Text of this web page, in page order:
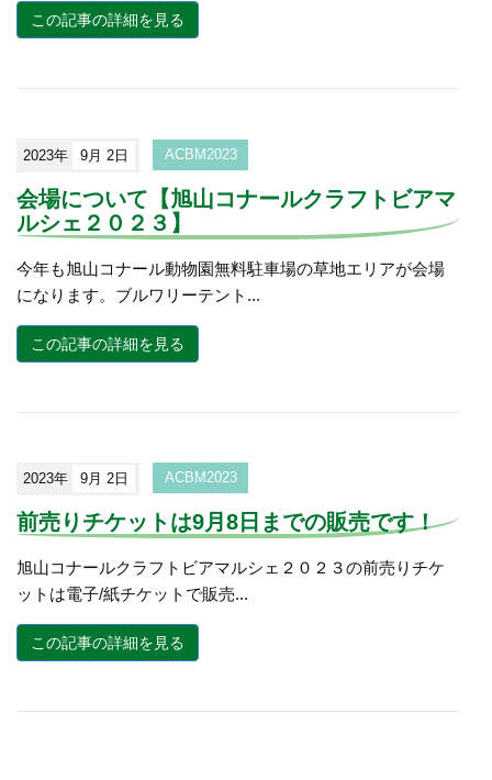
この記事の詳細を見る
2023年 9月 2日 ACBM2023
会場について【旭山コナールクラフトビアマ
ルシェ２０２３】
今年も旭山コナール動物園無料駐車場の草地エリアが会場
になります。ブルワリーテント...
この記事の詳細を見る
2023年 9月 2日 ACBM2023
前売りチケットは9月8日までの販売です！
旭山コナールクラフトビアマルシェ２０２３の前売りチケ
ットは電子/紙チケットで販売...
この記事の詳細を見る